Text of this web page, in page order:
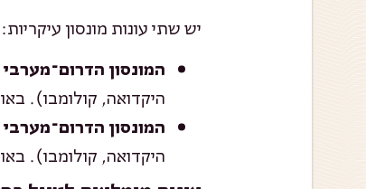
יש שתי עונות מונסון עיקריות:
המונסון
היקדואה, קולומבו).
המונסון
היקדואה, קולומבו).